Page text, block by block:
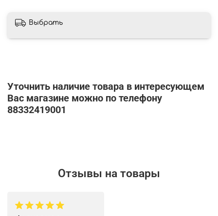
Выбрать
Уточнить наличие товара в интересующем
Вас магазине можно по телефону
88332419001
Отзывы на товары